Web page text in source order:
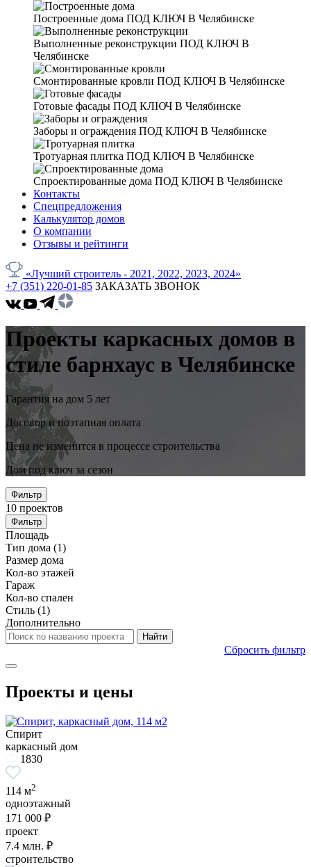
Построенные дома ПОД КЛЮЧ В Челябинске
Выполненные реконструкции ПОД КЛЮЧ В
Челябинске
Смонтированные кровли ПОД КЛЮЧ В Челябинске
Готовые фасады ПОД КЛЮЧ В Челябинске
Заборы и ограждения ПОД КЛЮЧ В Челябинске
Тротуарная плитка ПОД КЛЮЧ В Челябинске
Спроектированные дома ПОД КЛЮЧ В Челябинске
Контакты
Спецпредложения
Калькулятор домов
О компании
Отзывы и рейтинги
«Лучший строитель - 2021, 2022, 2023, 2024»
+7 (351) 220-01-85 ЗАКАЗАТЬ ЗВОНОК
Проекты каркасных домов в
стиле барнхаус в Челябинске
Гарантия на дом 5 лет
Договор и поэтапная оплата
Цена не изменится в процессе строительства
Дом под ключ за сезон
Фильтр
10 проектов
Фильтр
Площадь
Тип дома (1)
Размер дома
Кол-во этажей
Гараж
Кол-во спален
Стиль (1)
Дополнительно
Сбросить фильтр
Проекты и цены
Спирит
каркасный дом
1830
114 м2
одноэтажный
171 000 ₽
проект
7.4 млн. ₽
строительство